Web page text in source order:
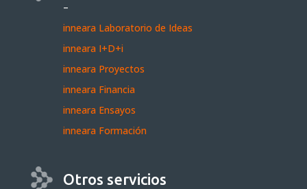
–
inneara Laboratorio de Ideas
inneara I+D+i
inneara Proyectos
inneara Financia
inneara Ensayos
inneara Formación
Otros servicios